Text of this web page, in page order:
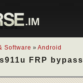
.IM
Software » Android
FRP bypass